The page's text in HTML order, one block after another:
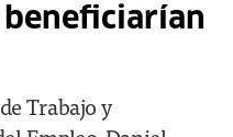
Trabajo y